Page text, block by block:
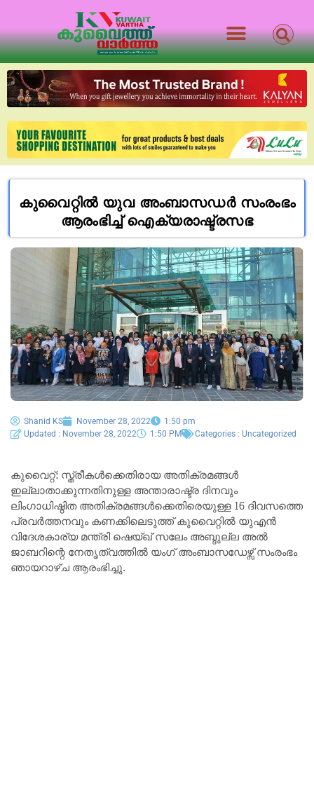
കുവൈറ്റിൽ യുവ അംബാസഡർ സംരംഭം
ആരംഭിച്ച് ഐക്യരാഷ്ട്രസഭ
Shanid KS November 28, 2022
1:50 pm
Updated : November 28, 2022
1:50 PM Categories : Uncategorized
കുവൈറ്റ്: സ്ത്രീകൾക്കെതിരായ അതിക്രമങ്ങൾ
ഇല്ലാതാക്കുന്നതിനുള്ള അന്താരാഷ്ട്ര ദിനവും
ലിംഗാധിഷ്ഠിത അതിക്രമങ്ങൾക്കെതിരെയുള്ള 16 ദിവസത്തെ
പ്രവർത്തനവും കണക്കിലെടുത്ത് കുവൈറ്റിൽ യുഎൻ
വിദേശകാര്യ മന്ത്രി ഷെയ്ഖ് സലേം അബ്ദുല്ല അൽ
ജാബറിന്റെ നേതൃത്വത്തിൽ യംഗ് അംബാസഡേഴ്സ് സംരംഭം
ഞായറാഴ്ച ആരംഭിച്ചു.